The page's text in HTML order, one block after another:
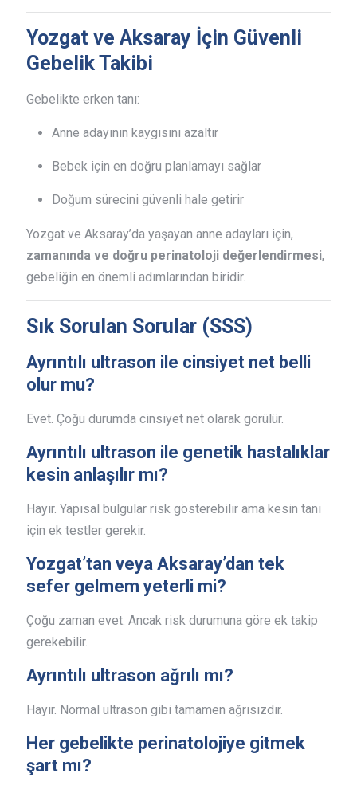
Yozgat ve Aksaray İçin Güvenli
Gebelik Takibi
Gebelikte erken tanı:
Anne adayının kaygısını azaltır
Bebek için en doğru planlamayı sağlar
Doğum sürecini güvenli hale getirir
Yozgat ve Aksaray’da yaşayan anne adayları için,
zamanında ve doğru perinatoloji değerlendirmesi,
gebeliğin en önemli adımlarından biridir.
Sık Sorulan Sorular (SSS)
Ayrıntılı ultrason ile cinsiyet net belli
olur mu?
Evet. Çoğu durumda cinsiyet net olarak görülür.
Ayrıntılı ultrason ile genetik hastalıklar
kesin anlaşılır mı?
Hayır. Yapısal bulgular risk gösterebilir ama kesin tanı
için ek testler gerekir.
Yozgat’tan veya Aksaray’dan tek
sefer gelmem yeterli mi?
Çoğu zaman evet. Ancak risk durumuna göre ek takip
gerekebilir.
Ayrıntılı ultrason ağrılı mı?
Hayır. Normal ultrason gibi tamamen ağrısızdır.
Her gebelikte perinatolojiye gitmek
şart mı?